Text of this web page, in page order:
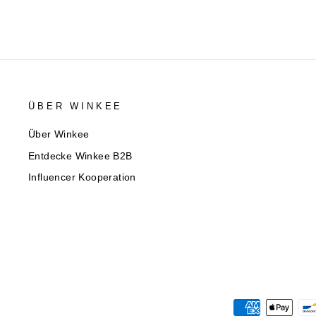
ÜBER WINKEE
Über Winkee
Entdecke Winkee B2B
Influencer Kooperation